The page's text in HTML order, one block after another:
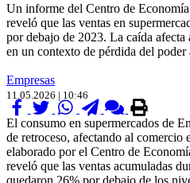
Un informe del Centro de
reveló que las ventas en
por debajo de 2023. La caída afecta
en un contexto de pérdida del
Empresas
11.05.2026 | 10:46
El consumo en supermercados de
de retroceso, afectando al comercio
elaborado por el Centro de
reveló que las ventas acumuladas
quedaron 26% por debajo de los